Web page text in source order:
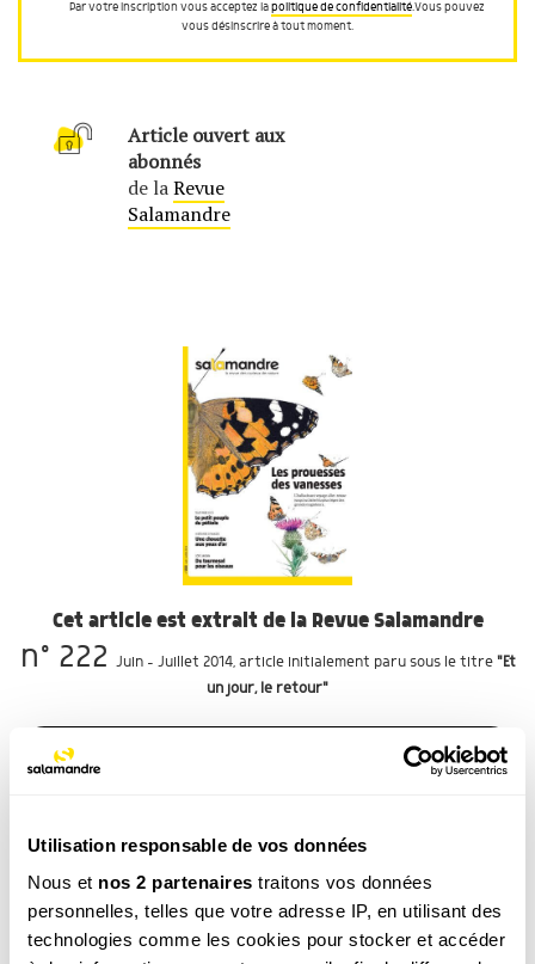
Utilisation responsable de vos données
Nous et nos 2 partenaires traitons vos données
personnelles, telles que votre adresse IP, en utilisant des
technologies comme les cookies pour stocker et accéder
Par votre inscription vous acceptez lapolitique de confidentialité.Vous pouvez
vous désinscrire à tout moment.
Article ouvert aux
abonnés
de laRevue
Salamandre
Cet article est extrait de la Revue Salamandre
n° 222 Juin - Juillet 2014, article initialement paru sous le titre "Et
un jour, le retour"
JE M’ABONNE
A partir de 39€ / an